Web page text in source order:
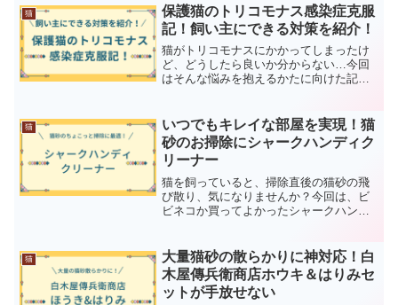
解説しています。
猫
保護猫のトリコモナス感染症克服
記！飼い主にできる対策を紹介！
猫がトリコモナスにかかってしまったけ
ど、どうしたら良いか分からない…今回
はそんな悩みを抱えるかたに向けた記事
皆さんにもできる自宅での対策を紹介し
ます！
猫
いつでもキレイな部屋を実現！猫
砂のお掃除にシャークハンディク
リーナー
猫を飼っていると、掃除直後の猫砂の飛
び散り、気になりませんか？今回は、ビ
ビネコか買ってよかったシャークハンデ
ず！ぜひこちらの記事を確認して快適な
毎日を過ごしましょう！
猫
大量猫砂の散らかりに神対応！白
木屋傳兵衛商店ホウキ＆はりみセ
ットが手放せない